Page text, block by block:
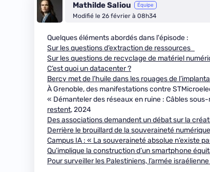
Mathilde Saliou Équipe
Modifié le 26 février à 08h34
Quelques éléments abordés dans l'épisode :
Sur les questions d’extraction de ressources
Sur les questions de recyclage de matériel
C’est quoi un datacenter ?
Bercy met de l’huile dans les rouages de
À Grenoble, des manifestations contre
« Démanteler des réseaux en ruine : Câbles
restent, 2024
Des associations demandent un débat sur la
Derrière le brouillard de la souveraineté
Campus IA : « La souveraineté absolue n’existe
Qu’implique la construction d’un smartphone
Pour surveiller les Palestiniens, l’armée